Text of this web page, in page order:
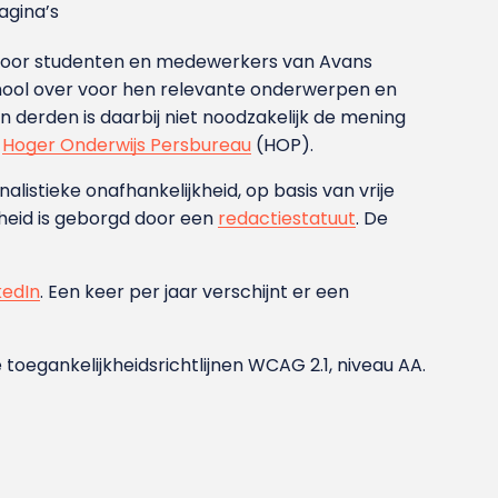
studenten en medewerkers van Avans
over voor hen relevante onderwerpen en
is daarbij niet noodzakelijk de mening
Hoger Onderwijs Persbureau (HOP).
onafhankelijkheid, op basis van vrije
is geborgd door een redactiestatuut. De
. Een keer per jaar verschijnt er een
WCAG 2.1, niveau AA.